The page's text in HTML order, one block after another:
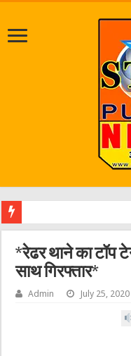
*रेढर थाने का टॉप
साथ गिरफ्तार*
Admin July 25, 2020